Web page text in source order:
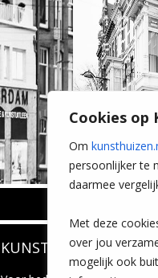
Cookies op
Om
persoonlijker te
daarmee
Met deze
over jou
mogelijk ook
4818 SB
+31 (0)76
KUNSTUITLEEN